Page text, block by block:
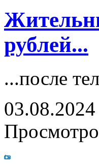
рублей...
...после
03.08.2024